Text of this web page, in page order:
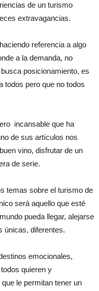
de un turismo
extravagancias.
referencia a algo
a la demanda, no
posicionamiento, es
todos pero que no todos
incansable que ha
de sus artículos nos
vino, disfrutar de un
de serie.
temas sobre el turismo de
será aquello que esté
pueda llegar, alejarse
únicas, diferentes.
emocionales,
quieren y
le permitan tener un